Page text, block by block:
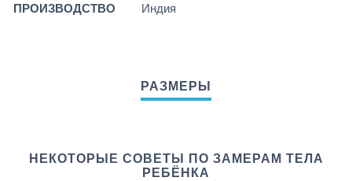
ПРОИЗВОДСТВО Индия
НЕКОТОРЫЕ СОВЕТЫ ПО ЗАМЕРАМ ТЕЛА
РЕБЁНКА